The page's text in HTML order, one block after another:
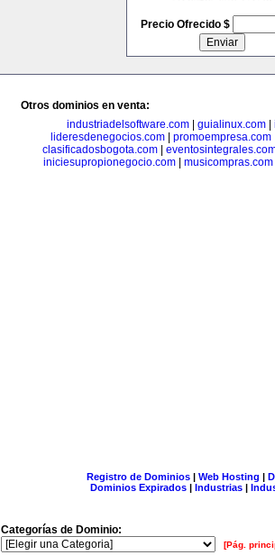
Precio Ofrecido $
Otros dominios en venta:
industriadelsoftware.com| guialinux.com|
lideresdenegocios.com
promoempresa.com
clasificadosbogota.com
iniciesupropionegocio.com
musicompras.com
Registro de Dominios| Web Hosting |
Dominios Expirados | Industrias |
Categorías de Dominio:
[Pág.